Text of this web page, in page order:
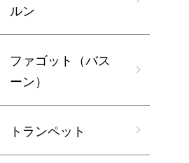
ルン
ファゴット（バス
ーン）
トランペット